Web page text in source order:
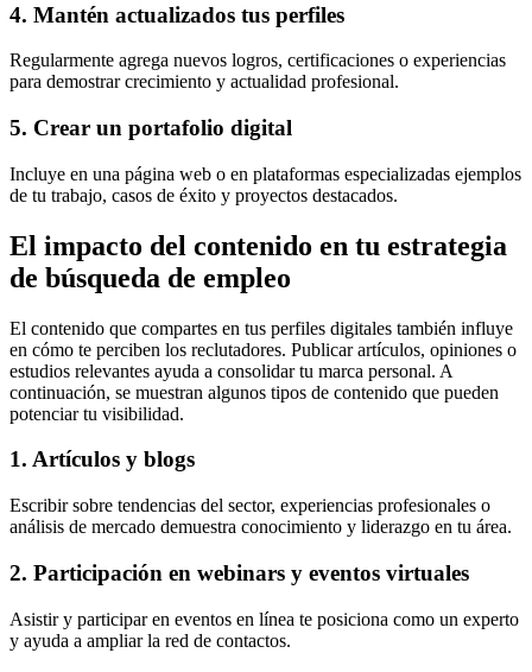
4. Mantén actualizados tus perfiles
Regularmente agrega nuevos logros, certificaciones o experiencias
para demostrar crecimiento y actualidad profesional.
5. Crear un portafolio digital
Incluye en una página web o en plataformas especializadas ejemplos
de tu trabajo, casos de éxito y proyectos destacados.
El impacto del contenido en tu estrategia
de búsqueda de empleo
El contenido que compartes en tus perfiles digitales también influye
en cómo te perciben los reclutadores. Publicar artículos, opiniones o
estudios relevantes ayuda a consolidar tu marca personal. A
continuación, se muestran algunos tipos de contenido que pueden
potenciar tu visibilidad.
1. Artículos y blogs
Escribir sobre tendencias del sector, experiencias profesionales o
análisis de mercado demuestra conocimiento y liderazgo en tu área.
2. Participación en webinars y eventos virtuales
Asistir y participar en eventos en línea te posiciona como un experto
y ayuda a ampliar la red de contactos.